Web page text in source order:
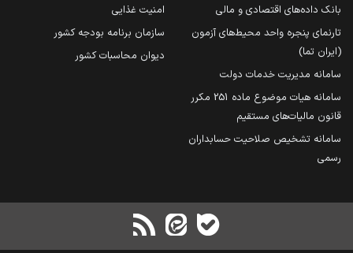
بانک داده‌های اقتصادی و مالی
تارنمای پنجره واحد محیط‌های آزمون
(ایران تما)
سامانه مدیریت خدمات دولت
سامانه هیات موضوع ماده 251 مکرر
قانون مالیات‌های مستقیم
سامانه تشخیص صلاحیت حسابداران
رسمی
امنیت غذایی
سازمان برنامه بودجه کشور
دیوان محاسبات کشور